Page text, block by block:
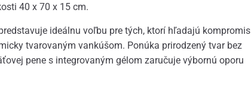
40 x 70 x 15 cm.
ideálnu voľbu pre tých, ktorí hľadajú kompromis
tvarovaným vankúšom. Ponúka prirodzený tvar bez
pene s integrovaným gélom zaručuje výbornú oporu